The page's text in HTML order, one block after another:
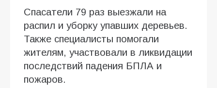
Спасатели 79 раз выезжали на
распил и уборку упавших деревьев.
Также специалисты помогали
жителям, участвовали в ликвидации
последствий падения БПЛА и
пожаров.